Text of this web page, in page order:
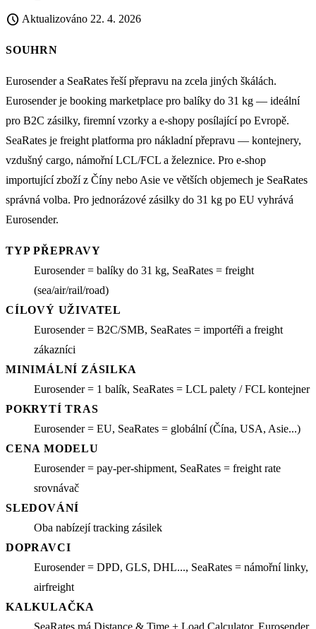
schedule Aktualizováno 22. 4. 2026
SOUHRN
Eurosender a SeaRates řeší přepravu na zcela jiných škálách.
Eurosender je booking marketplace pro balíky do 31 kg — ideální
pro B2C zásilky, firemní vzorky a e-shopy posílající po Evropě.
SeaRates je freight platforma pro nákladní přepravu — kontejnery,
vzdušný cargo, námořní LCL/FCL a železnice. Pro e-shop
importující zboží z Číny nebo Asie ve větších objemech je SeaRates
správná volba. Pro jednorázové zásilky do 31 kg po EU vyhrává
Eurosender.
TYP PŘEPRAVY
Eurosender = balíky do 31 kg, SeaRates = freight
(sea/air/rail/road)
CÍLOVÝ UŽIVATEL
Eurosender = B2C/SMB, SeaRates = importéři a freight
zákazníci
MINIMÁLNÍ ZÁSILKA
Eurosender = 1 balík, SeaRates = LCL palety / FCL kontejner
POKRYTÍ TRAS
Eurosender = EU, SeaRates = globální (Čína, USA, Asie...)
CENA MODELU
Eurosender = pay-per-shipment, SeaRates = freight rate
srovnávač
SLEDOVÁNÍ
Oba nabízejí tracking zásilek
DOPRAVCI
Eurosender = DPD, GLS, DHL..., SeaRates = námořní linky,
airfreight
KALKULAČKA